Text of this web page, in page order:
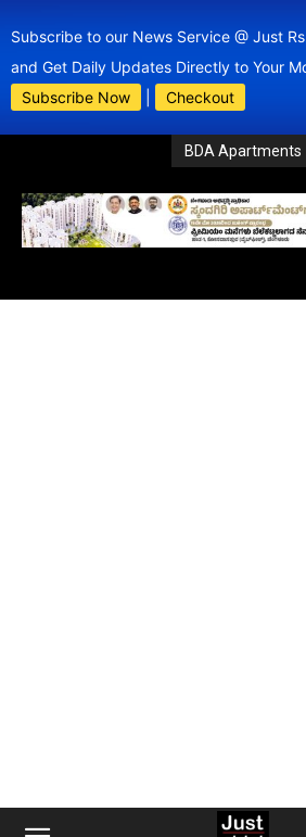
Subscribe to our News Service @ Just
and Get Daily Updates Directly to Your
Subscribe Now
Checkout
BDA Apartments